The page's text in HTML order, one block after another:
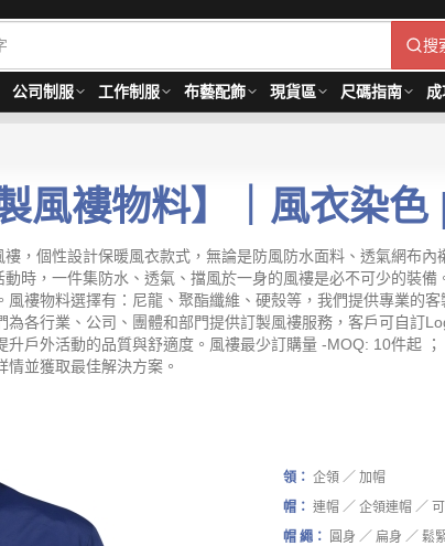
搜
公司制服 工作制服 布藝配飾 現貨區 尺碼指南 成
製風褸物料】｜風衣染
，個性設計保暖風衣款式，無論是防風防水面料、透氣網布
時，一件集防水、透氣、擋風於一身的風褸是必不可少的裝
褸物料選擇有：尼龍、聚酯纖維、硬殼等，我們提供專業的
各行業、公司、團體和部門提供訂製風褸服務，客戶可自訂
戶外活動的品質與舒適度。風褸最少訂購量 -MOQ: 10件起
並獲取最佳解決方案。
領： 企領 ／ 加帽
帽： 連帽 ／ 企領連帽 ／
帽 繩：
圓身 ／ 扁身 ／ 鬆